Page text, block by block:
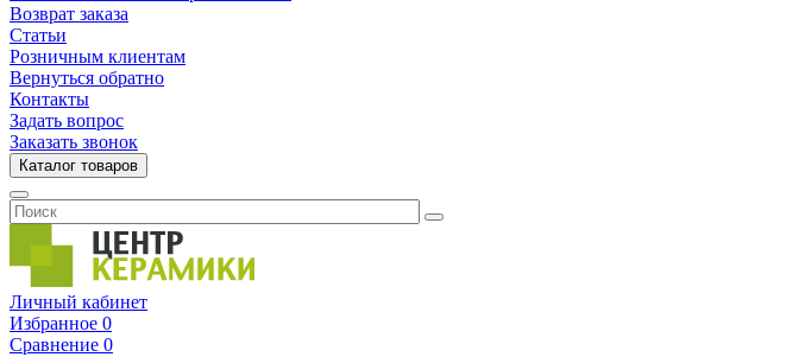
Возврат заказа
Статьи
Розничным клиентам
Вернуться обратно
Контакты
Задать вопрос
Заказать звонок
Каталог товаров
Личный кабинет
Избранное 0
Сравнение 0